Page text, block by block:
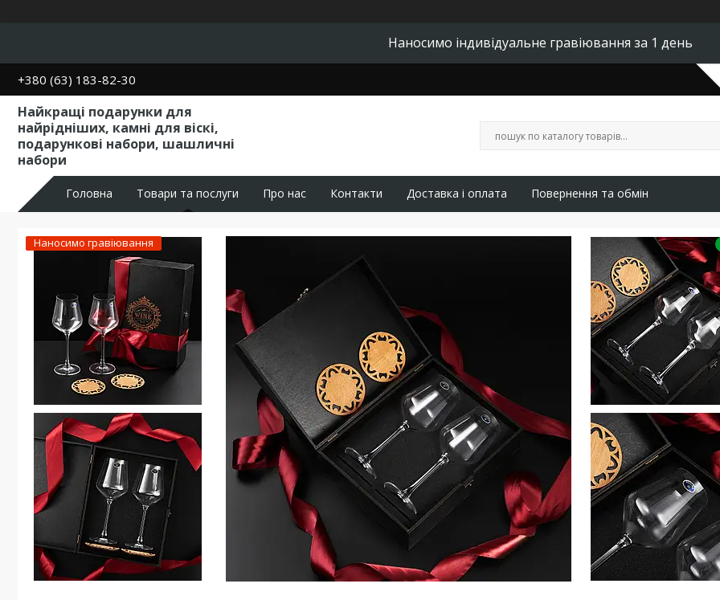
Наносимо індивідуальне гравіювання за 1 день
+380 (63) 183-82-30
Найкращі подарунки для
найрідніших, камні для віскі,
подарункові набори, шашличні
набори
Головна Товари та послуги Про нас Контакти Доставка і оплата Повернення та обмін
Наносимо гравіювання